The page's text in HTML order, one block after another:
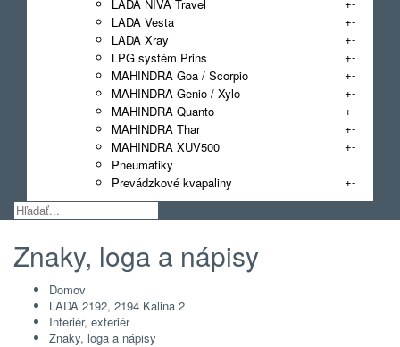
LADA NIVA Travel
LADA Vesta
+-
LADA Xray
+-
LPG systém Prins
+-
MAHINDRA Goa / Scorpio
+-
MAHINDRA Genio / Xylo
+-
MAHINDRA Quanto
+-
MAHINDRA Thar
+-
MAHINDRA XUV500
+-
Pneumatiky
Prevádzkové kvapaliny
+-
Znaky, loga a nápisy
Domov
LADA 2192, 2194 Kalina 2
Interiér, exteriér
Znaky, loga a nápisy